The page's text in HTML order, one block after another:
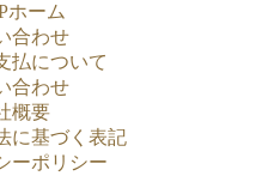
ホーム
合わせ
払について
合わせ
概要
に基づく表記
ーポリシー